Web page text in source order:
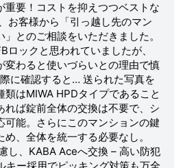
重要！コストを抑えつつベストな
お客様から「引っ越し先のマン
とのご相談をいただきました。
ロックと思われていましたが、
変わると使いづらいとの理由で慎
に確認すると… 送られた写真を
はMIWA HPDタイプであること
れば錠前全体の交換は不要で、シ
可能。さらにこのマンションの鍵
、全体を統一する必要なし。
し、KABA Aceへ交換 – 高い防犯